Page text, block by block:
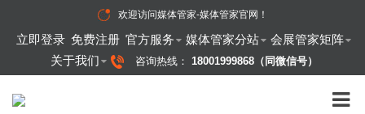
欢迎访问媒体管家-媒体管家官网 ！
立即登录 免费注册 官方服务 媒体管家分站
会展管家矩阵
关于我们
咨询热线： 18001999868（同微信号）